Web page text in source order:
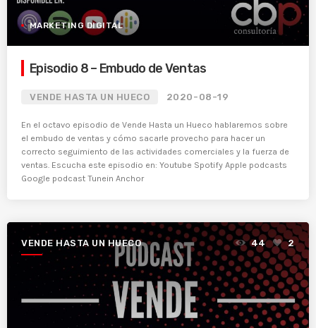
MARKETING DIGITAL
Episodio 8 – Embudo de Ventas
VENDE HASTA UN HUECO 2020-08-19
En el octavo episodio de Vende Hasta un Hueco hablaremos sobre
el embudo de ventas y cómo sacarle provecho para hacer un
correcto seguimiento de las actividades comerciales y la fuerza de
ventas. Escucha este episodio en: Youtube Spotify Apple podcasts
Google podcast Tunein Anchor
VENDE HASTA UN HUECO 44 2